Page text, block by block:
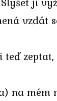
vzdát
teď
na mém